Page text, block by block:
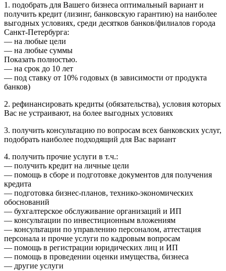
1. подобрать для Вашего бизнеса оптимальный вариант и
получить кредит (лизинг, банковскую гарантию) на наиболее
выгодных условиях, среди десятков банков/филиалов города
Санкт-Петербурга:
— на любые цели
— на любые суммы
Показать полностью.
— на срок до 10 лет
— под ставку от 10% годовых (в зависимости от продукта
банков)
2. рефинансировать кредиты (обязательства), условия которых
Ваc не устраивают, на более выгодных условиях
3. получить консультацию по вопросам всех банковских услуг,
подобрать наиболее подходящий для Вас вариант
4. получить прочие услуги в т.ч.:
— получить кредит на личные цели
— помощь в сборе и подготовке документов для получения
кредита
— подготовка бизнес-планов, технико-экономических
обоснований
— бухгалтерское обслуживание организаций и ИП
— консультации по инвестиционным вложениям
— консультации по управлению персоналом, аттестация
персонала и прочие услуги по кадровым вопросам
— помощь в регистрации юридических лиц и ИП
— помощь в проведении оценки имущества, бизнеса
— другие услуги